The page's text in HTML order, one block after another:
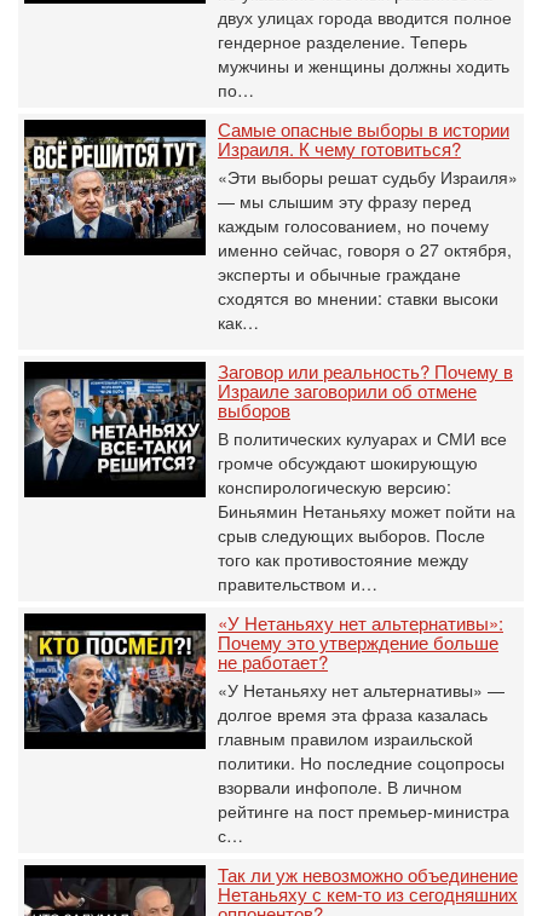
двух улицах города вводится полное
гендерное разделение. Теперь
мужчины и женщины должны ходить
по…
Самые опасные выборы в истории
Израиля. К чему готовиться?
«Эти выборы решат судьбу Израиля»
— мы слышим эту фразу перед
каждым голосованием, но почему
именно сейчас, говоря о 27 октября,
эксперты и обычные граждане
сходятся во мнении: ставки высоки
как…
Заговор или реальность? Почему в
Израиле заговорили об отмене
выборов
В политических кулуарах и СМИ все
громче обсуждают шокирующую
конспирологическую версию:
Биньямин Нетаньяху может пойти на
срыв следующих выборов. После
того как противостояние между
правительством и…
«У Нетаньяху нет альтернативы»:
Почему это утверждение больше
не работает?
«У Нетаньяху нет альтернативы» —
долгое время эта фраза казалась
главным правилом израильской
политики. Но последние соцопросы
взорвали инфополе. В личном
рейтинге на пост премьер-министра
с…
Так ли уж невозможно объединение
Нетаньяху с кем-то из сегодняшних